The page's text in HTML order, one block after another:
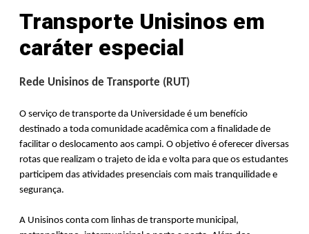
Transporte Unisinos em
caráter especial
Rede Unisinos de Transporte (RUT)
O serviço de transporte da Universidade é um benefício
destinado a toda comunidade acadêmica com a finalidade de
facilitar o deslocamento aos campi. O objetivo é oferecer diversas
rotas que realizam o trajeto de ida e volta
participem das atividades presenciais com mais tranquilidade e
segurança.
A Unisinos conta com linhas de transporte municipal,